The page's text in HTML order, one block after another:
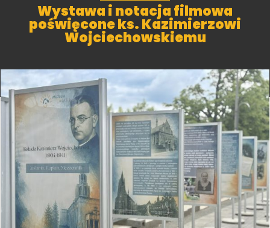
Wystawa i notacja filmowa
poświęcone ks. Kazimierzowi
Wojciechowskiemu